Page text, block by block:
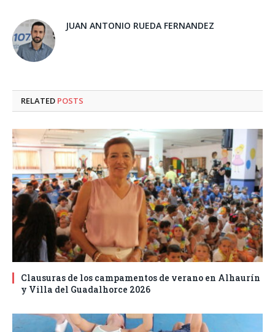
JUAN ANTONIO RUEDA FERNANDEZ
RELATED POSTS
Clausuras de los campamentos de verano en Alhaurín
y Villa del Guadalhorce 2026